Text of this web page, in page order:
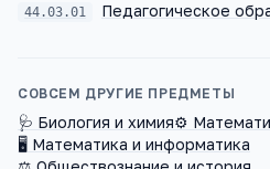
44.03.01 Педагогическое
СОВСЕМ ДРУГИЕ ПРЕДМЕТЫ
🩺 Биология и химия⚙️
🖥️ Математика и информатика